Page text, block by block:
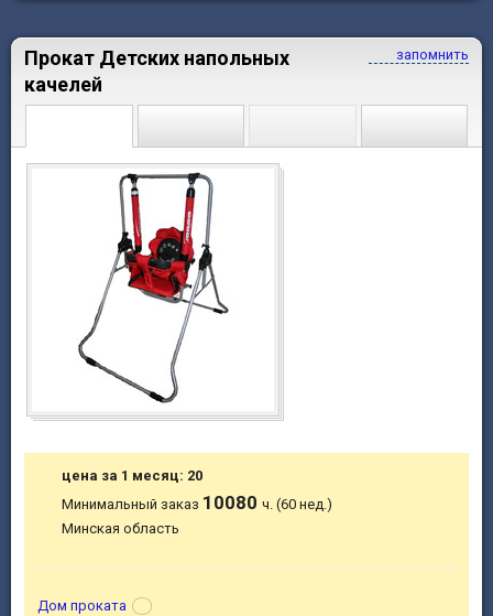
запомнить
Прокат Детских напольных
качелей
цена за 1 месяц: 20
Минимальный заказ 10080ч. (60 нед.)
Минская область
Дом проката